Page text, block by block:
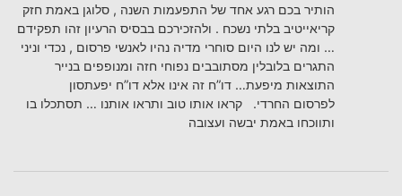
הותיר בכם רגע אחד של התפעמות השנה , סלוגן באמת חזק
קריאייטיב בלתי נשכח . ולהזכירכם בבסיס הרעיון זהו תפקידם
… ומה יש לנו היום סוחרי מדיה נהיו לאנשי פרסום , נכדי וניני
התגרים בלובלין מסתובבים נפוחי חזה ומנופפים בנייר
התוצאות מיפעת… דו”ח זה אינו אלא דו”ח יפעתסון
לפרסום החרדי. קראו אותו טוב ותראו אותנו … תסתכלו בו
ותווכחו באמת יבשה ועצובה